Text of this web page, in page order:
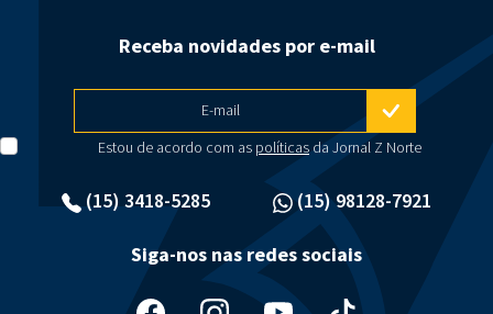
(15) 3418-5285 (15) 98128-7921
Receba novidades por e-mail
E-mail
Estou de acordo com as políticasda Jornal Z Norte
Siga-nos nas redes sociais